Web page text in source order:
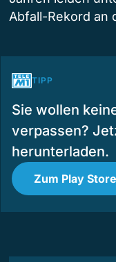
Abfall-Rekord an
TIPP
Sie wollen
verpassen?
herunterladen.
Zum Play Store